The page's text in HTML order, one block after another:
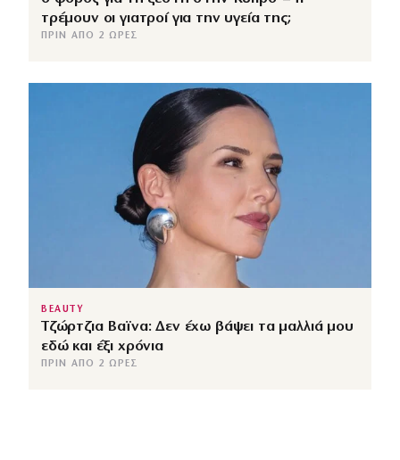
τρέμουν οι γιατροί για την υγεία της;
ΠΡΙΝ ΑΠΌ 2 ΏΡΕΣ
BEAUTY
Τζώρτζια Βαϊνα: Δεν έχω βάψει τα μαλλιά μου
εδώ και έξι χρόνια
ΠΡΙΝ ΑΠΌ 2 ΏΡΕΣ